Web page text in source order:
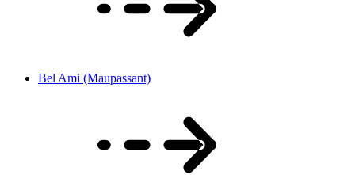
Bel Ami (Maupassant)